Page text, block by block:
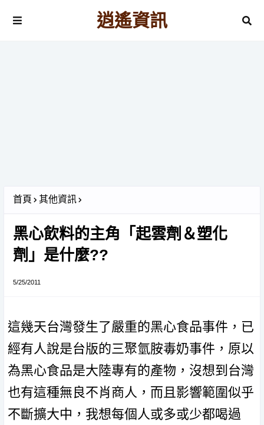
逍遙資訊
首頁 其他資訊
黑心飲料的主角「起雲劑＆塑化
劑」是什麼??
5/25/2011
這幾天台灣發生了嚴重的黑心食品事件，已
經有人說是台版的三聚氫胺毒奶事件，原以
為黑心食品是大陸專有的產物，沒想到台灣
也有這種無良不肖商人，而且影響範圍似乎
不斷擴大中，我想每個人或多或少都喝過